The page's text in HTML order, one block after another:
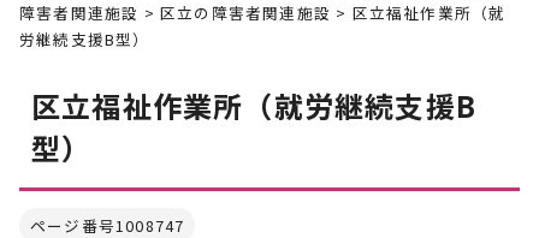
障害者関連施設 >区立の障害者関連施設 > 区立福祉作業所（就
労継続支援B型）
区立福祉作業所（就労継続支援B
型）
ページ番号1008747